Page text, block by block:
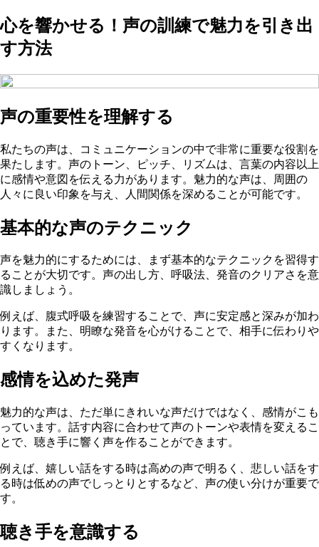
心を響かせる！声の訓練で魅力を引き出
す方法
声の重要性を理解する
私たちの声は、コミュニケーションの中で非常に重要な役割を
果たします。声のトーン、ピッチ、リズムは、言葉の内容以上
に感情や意図を伝える力があります。魅力的な声は、周囲の
人々に良い印象を与え、人間関係を深めることが可能です。
基本的な声のテクニック
声を魅力的にするためには、まず基本的なテクニックを習得す
ることが大切です。声の出し方、呼吸法、発音のクリアさを意
識しましょう。
例えば、腹式呼吸を練習することで、声に安定感と深みが加わ
ります。また、明瞭な発音を心がけることで、相手に伝わりや
すくなります。
感情を込めた発声
魅力的な声は、ただ単にきれいな声だけではなく、感情がこも
っています。話す内容に合わせて声のトーンや表情を変えるこ
とで、聴き手に響く声を作ることができます。
例えば、嬉しい話をする時は高めの声で明るく、悲しい話をす
る時は低めの声でしっとりとするなど、声の使い分けが重要で
す。
聴き手を意識する